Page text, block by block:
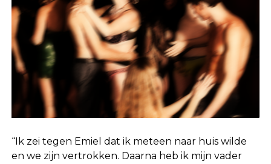
“Ik zei tegen Emiel dat ik meteen naar huis wilde
en we zijn vertrokken. Daarna heb ik mijn vader